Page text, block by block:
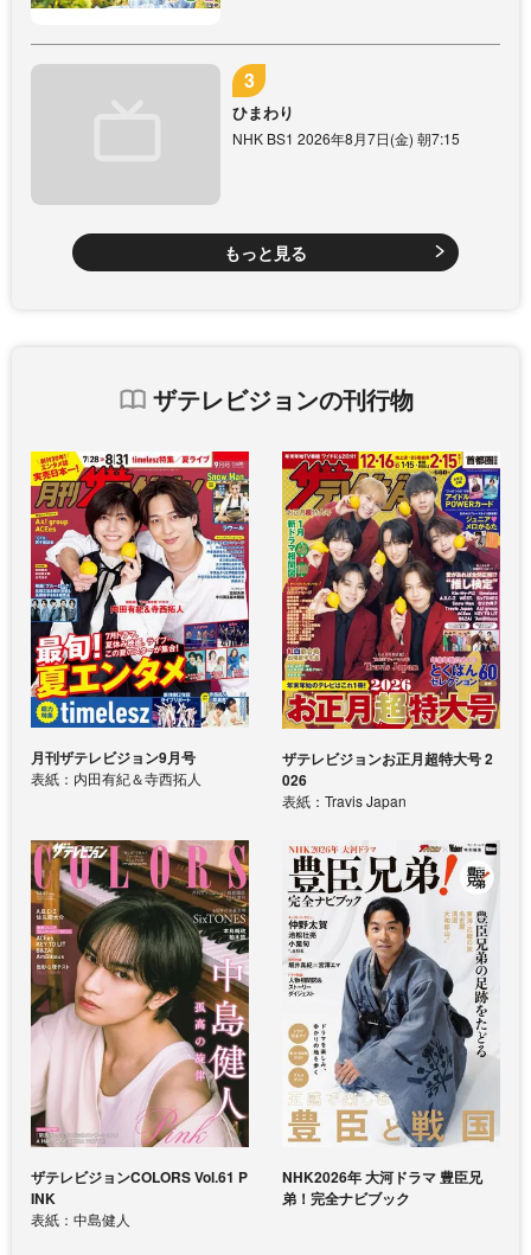
ひまわり
NHK BS1 2026年8月7日(金) 朝7:15
もっと見る
ザテレビジョンの刊行物
月刊ザテレビジョン9月号
表紙：内田有紀＆寺西拓人
ザテレビジョンお正月超特大号 2
026
表紙：Travis Japan
ザテレビジョンCOLORS Vol.61 P
INK
表紙：中島健人
NHK2026年 大河ドラマ 豊臣兄
弟！完全ナビブック